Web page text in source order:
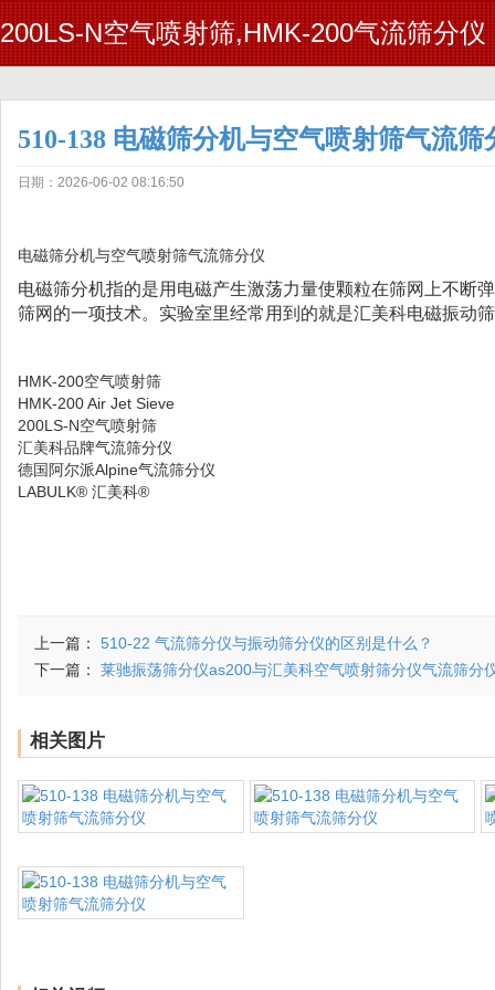
200LS-N空气喷射筛,HMK-200气流筛分仪
510-138 电磁筛分机与空气喷射筛气流筛
日期：2026-06-02 08:16:50
电磁筛分机与空气喷射筛气流筛分仪
电磁筛分机指的是用电磁产生激荡力量使颗粒在筛网上不断
筛网的一项技术。实验室里经常用到的就是汇美科电磁振动
HMK-200空气喷射筛
HMK-200 Air Jet Sieve
200LS-N空气喷射筛
汇美科品牌气流筛分仪
德国阿尔派Alpine气流筛分仪
LABULK® 汇美科®
上一篇： 510-22 气流筛分仪与振动筛分仪的区别是什么？
下一篇： 莱驰振荡筛分仪as200与汇美科空气喷射筛分仪气流筛分
相关图片